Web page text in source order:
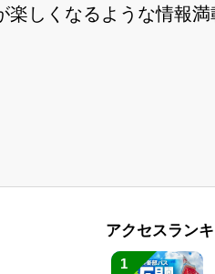
しくなるような情報
アクセスラン
1